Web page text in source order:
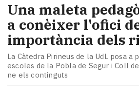
​Una maleta
a conèixer l'ofici
importància dels
La Càtedra Pirineus de la UdL posa a
escoles de la Pobla de Segur i Coll
ne els continguts